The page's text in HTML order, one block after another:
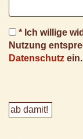
* Ich willige
Nutzung
Datenschutz ein.